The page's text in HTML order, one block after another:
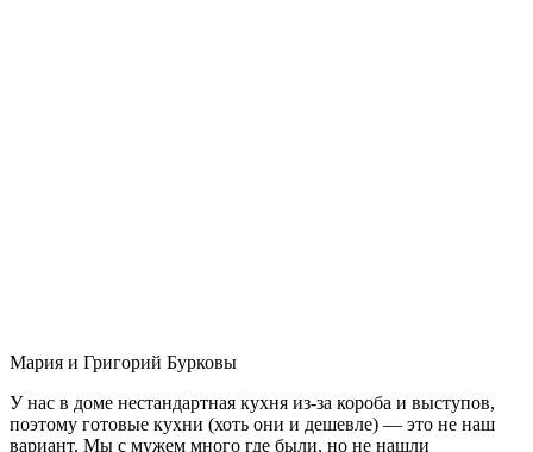
Мария и Григорий Бурковы
У нас в доме нестандартная кухня из-за короба и выступов,
поэтому готовые кухни (хоть они и дешевле) — это не наш
вариант. Мы с мужем много где были, но не нашли